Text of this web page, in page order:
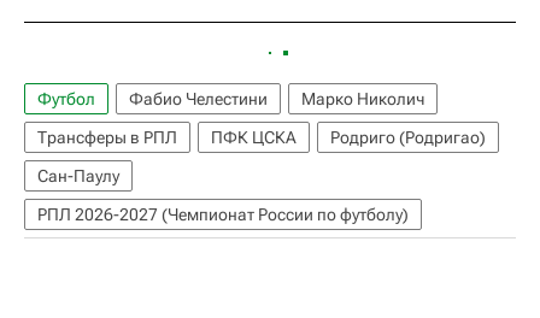
Футбол Фабио Челестини
Марко Николич
Трансферы в РПЛ
ПФК ЦСКА
Родриго (Родригао)
Сан-Паулу
РПЛ 2026-2027 (Чемпионат России по футболу)